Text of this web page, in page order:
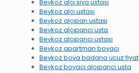
Beykoz alçı sıva ustası
Beykoz alçı ustası
Beykoz alçıpan ustası
Beykoz alçıpancı usta
Beykoz alçıpancı ustası
Beykoz apartman boyacı
Beykoz boya badana ucuz fiyat
Beykoz boyacı alçıpancı usta